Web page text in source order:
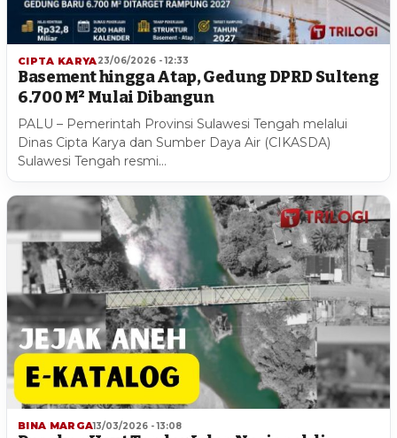
CIPTA KARYA23/06/2026 - 12:33
Basement hingga Atap, Gedung DPRD Sulteng
6.700 M² Mulai Dibangun
PALU – Pemerintah Provinsi Sulawesi Tengah melalui
Dinas Cipta Karya dan Sumber Daya Air (CIKASDA)
Sulawesi Tengah resmi…
BINA MARGA13/03/2026 - 13:08